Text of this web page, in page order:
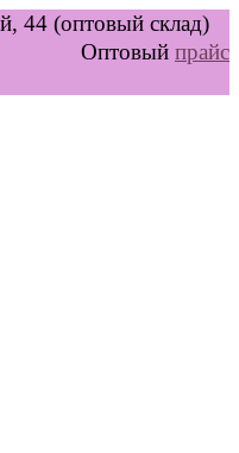
44 (оптовый склад)
Оптовый прайс